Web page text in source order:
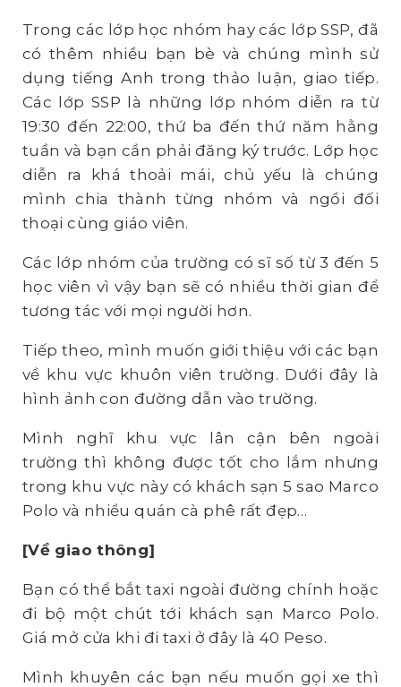
Trong các lớp học nhóm hay các lớp SSP, đã
có thêm nhiều bạn bè và chúng mình sử
dụng tiếng Anh trong thảo luận, giao tiếp.
Các lớp SSP là những lớp nhóm diễn ra từ
19:30 đến 22:00, thứ ba đến thứ năm hằng
tuần và bạn cần phải đăng ký trước. Lớp học
diễn ra khá thoải mái, chủ yếu là chúng
mình chia thành từng nhóm và ngồi đối
thoại cùng giáo viên.
Các lớp nhóm của trường có sĩ số từ 3 đến 5
học viên vì vậy bạn sẽ có nhiều thời gian để
tương tác với mọi người hơn.
Tiếp theo, mình muốn giới thiệu với các bạn
về khu vực khuôn viên trường. Dưới đây là
hình ảnh con đường dẫn vào trường.
Mình nghĩ khu vực lân cận bên ngoài
trường thì không được tốt cho lắm nhưng
trong khu vực này có khách sạn 5 sao Marco
Polo và nhiều quán cà phê rất đẹp…
[Về giao thông]
Bạn có thể bắt taxi ngoài đường chính hoặc
đi bộ một chút tới khách sạn Marco Polo.
Giá mở cửa khi đi taxi ở đây là 40 Peso.
Mình khuyên các bạn nếu muốn gọi xe thì